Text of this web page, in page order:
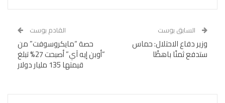
السابق بوست
وزير دفاع الاحتلال: حماس
ستدفع ثمنًا باهظًا
القادم بوست
حصة “مايكروسوفت” من
“أوبن إيه آي” أصبحت 27% تبلغ
قيمتها 135 مليار دولار